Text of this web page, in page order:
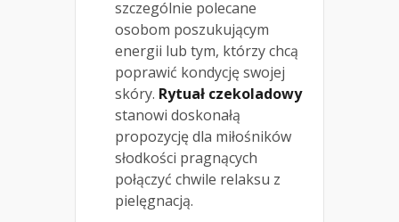
szczególnie polecane
osobom poszukującym
energii lub tym, którzy chcą
poprawić kondycję swojej
skóry. Rytuał czekoladowy
stanowi doskonałą
propozycję dla miłośników
słodkości pragnących
połączyć chwile relaksu z
pielęgnacją.